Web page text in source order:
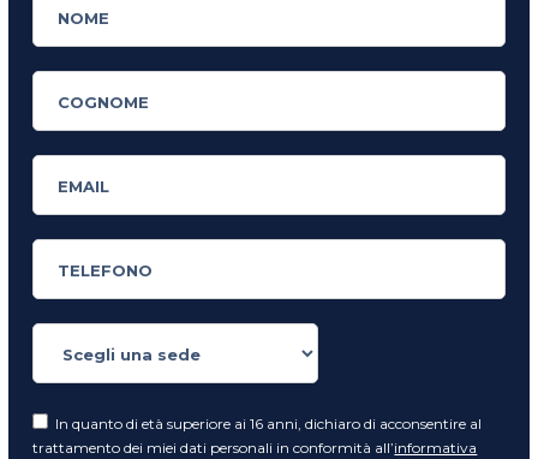
In quanto di età superiore ai 16 anni, dichiaro di acconsentire al
trattamento dei miei dati personali in conformità all’informativa